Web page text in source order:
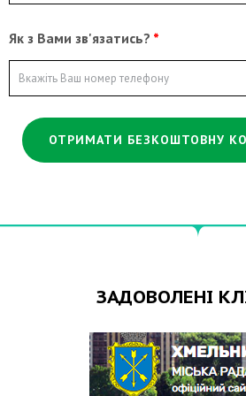
Як з Вами зв'язатись?
ОТРИМАТИ БЕЗКОШТОВНУ
ЗАДОВОЛЕНІ